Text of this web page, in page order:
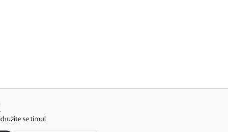
se timu!